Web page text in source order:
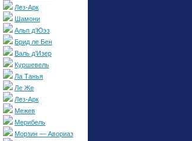
Лез-Арк
Шамони
Альп д’Юэз
Брид ле Бен
Валь д’Изер
Куршевель
Ла Танья
Ле Же
Лез-Арк
Межев
Мерибель
Морзин — Авориаз